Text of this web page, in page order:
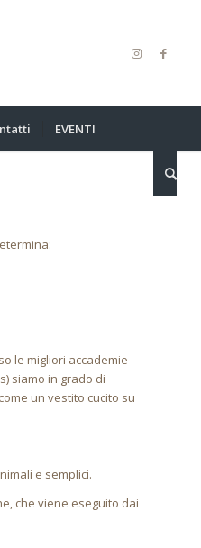
EVENTI
le migliori accademie
siamo in grado di
un vestito cucito su
e semplici.
che viene eseguito dai